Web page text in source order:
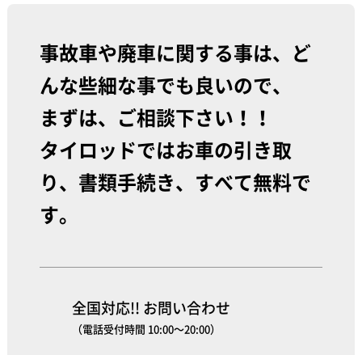
事故車や廃車に関する事は、ど
んな些細な事でも良いので、
まずは、ご相談下さい！！
タイロッドではお車の引き取
り、書類手続き、すべて無料で
す。
全国対応!! お問い合わせ
（電話受付時間 10:00～20:00）